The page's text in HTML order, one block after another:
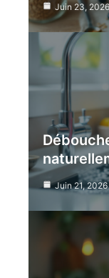
Juin 23, 2026
Juin 21, 2026